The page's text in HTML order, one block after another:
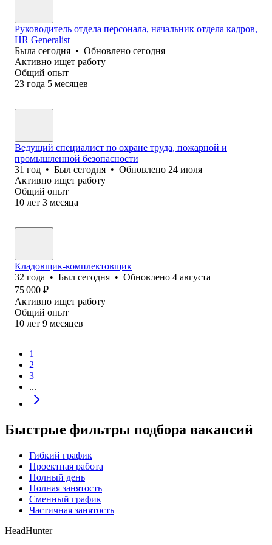
Руководитель отдела персонала, начальник отдела кадров,
HR Generalist
Была сегодня • Обновлено сегодня
Активно ищет работу
Общий опыт
23 года 5 месяцев
Ведущий специалист по охране труда, пожарной и
промышленной безопасности
31 год • Был сегодня • Обновлено 24 июля
Активно ищет работу
Общий опыт
10 лет 3 месяца
Кладовщик-комплектовщик
32 года • Был сегодня • Обновлено 4 августа
75 000 ₽
Активно ищет работу
Общий опыт
10 лет 9 месяцев
1
2
3
...
Быстрые фильтры подбора вакансий
Гибкий график
Проектная работа
Полный день
Полная занятость
Сменный график
Частичная занятость
HeadHunter